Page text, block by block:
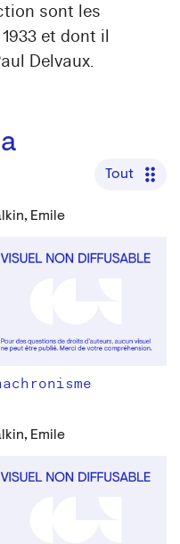
sont les
et dont il
Delvaux.
Tout
Emile
Emile